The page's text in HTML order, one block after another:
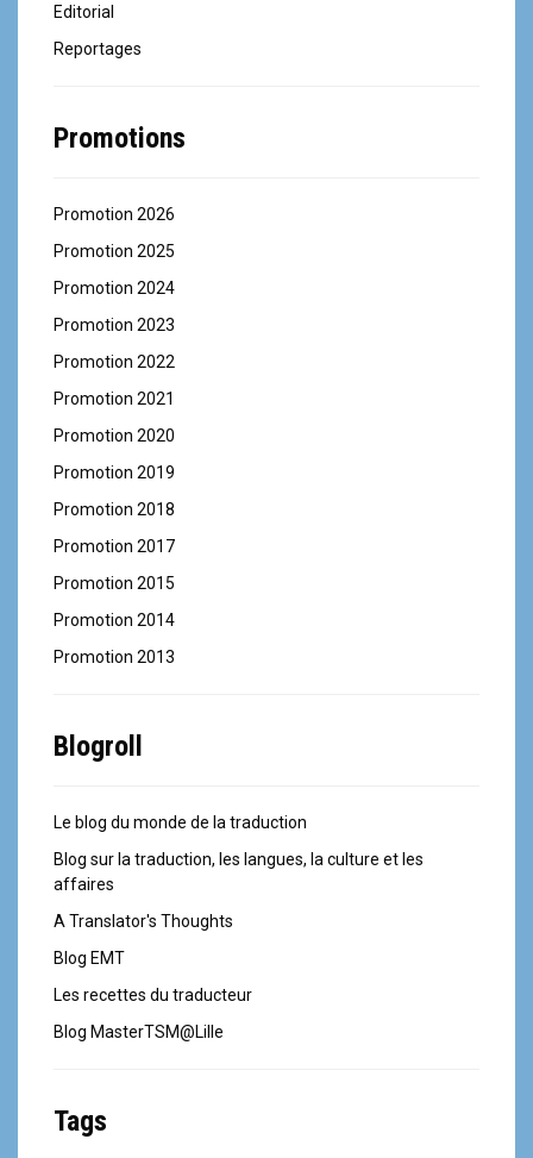
Editorial
Reportages
Promotions
Promotion 2026
Promotion 2025
Promotion 2024
Promotion 2023
Promotion 2022
Promotion 2021
Promotion 2020
Promotion 2019
Promotion 2018
Promotion 2017
Promotion 2015
Promotion 2014
Promotion 2013
Blogroll
Le blog du monde de la traduction
Blog sur la traduction, les langues, la culture et les
affaires
A Translator's Thoughts
Blog EMT
Les recettes du traducteur
Blog MasterTSM@Lille
Tags